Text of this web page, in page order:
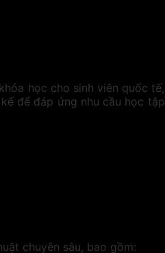
học cho sinh viên quốc
để đáp ứng nhu cầu học
chuyên sâu, bao gồm: